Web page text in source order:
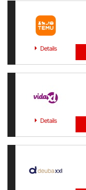
Details
Details